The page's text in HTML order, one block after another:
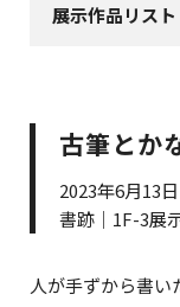
展示作品リスト
古筆とか
2023年6月13
書跡｜1F-3展
人が手ずから書い